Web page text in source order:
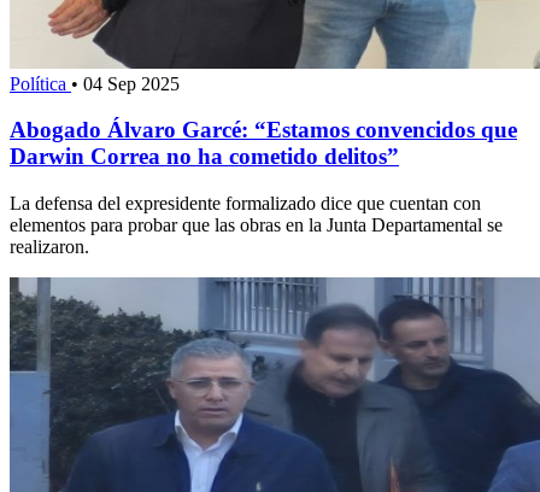
Política • 04 Sep 2025
Abogado Álvaro Garcé: “Estamos convencidos que
Darwin Correa no ha cometido delitos”
La defensa del expresidente formalizado dice que cuentan con
elementos para probar que las obras en la Junta Departamental se
realizaron.